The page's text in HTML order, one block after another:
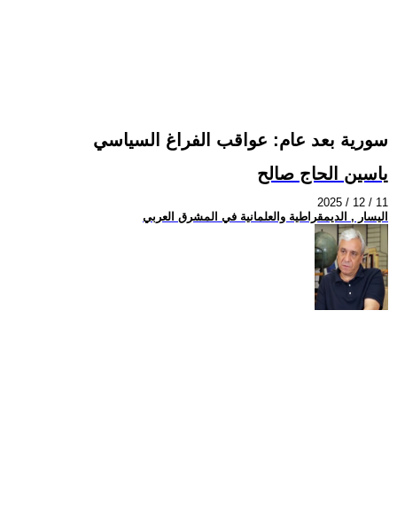
سورية بعد عام: عواقب الفراغ السياسي
ياسين الحاج صالح
2025 / 12 / 11
اليسار , الديمقراطية والعلمانية في المشرق العربي